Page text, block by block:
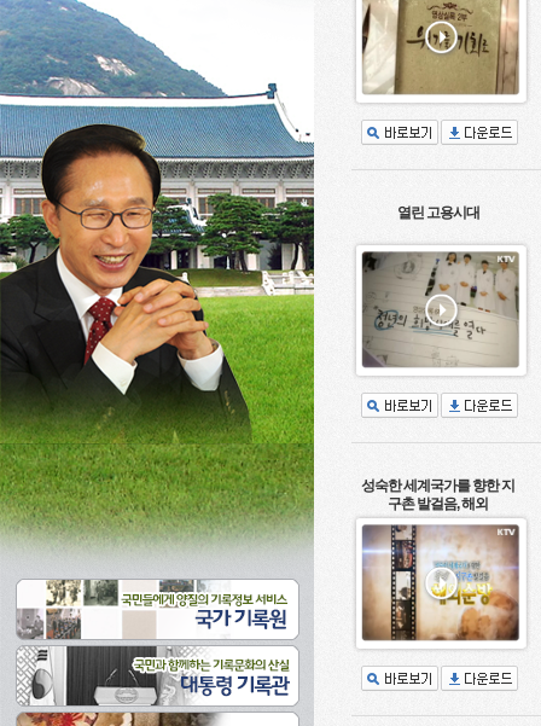
열린 고용시대
성숙한 세계국가를 향한 지
구촌 발걸음, 해외